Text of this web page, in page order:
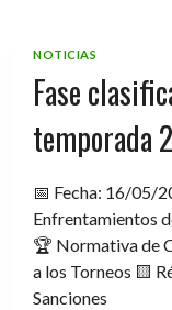
NOTICIAS
Fase
temporada
📅 Fecha: 16/05/
Enfrentamientos
🏆 Normativa de
a los Torneos 🟨
Sanciones